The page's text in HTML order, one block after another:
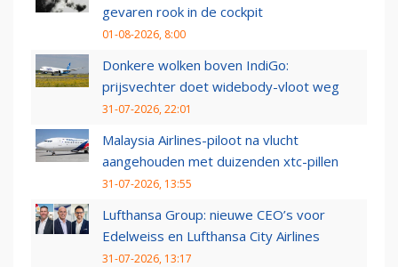
gevaren rook in de cockpit
01-08-2026, 8:00
Donkere wolken boven IndiGo:
prijsvechter doet widebody-vloot weg
31-07-2026, 22:01
Malaysia Airlines-piloot na vlucht
aangehouden met duizenden xtc-pillen
31-07-2026, 13:55
Lufthansa Group: nieuwe CEO’s voor
Edelweiss en Lufthansa City Airlines
31-07-2026, 13:17